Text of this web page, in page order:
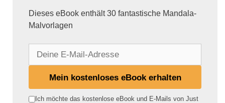
Dieses eBook enthält 30 fantastische Mandala-
Malvorlagen
e
Mein kostenloses eBook erhalten
Ich möchte das kostenlose eBook und E-Mails von Just